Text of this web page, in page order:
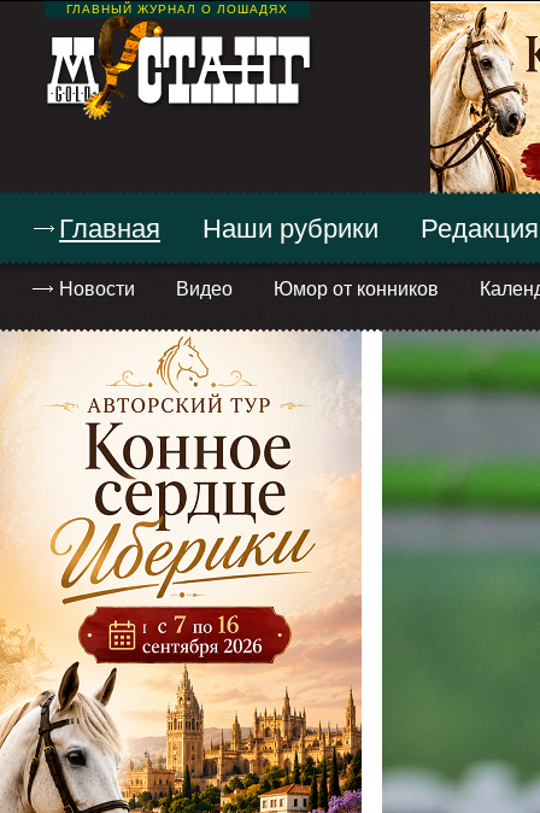
ГЛАВНЫЙ ЖУРНАЛ О ЛОШАДЯХ
Главная
Новости Видео Юмор от конников
Наши рубрики Редакция